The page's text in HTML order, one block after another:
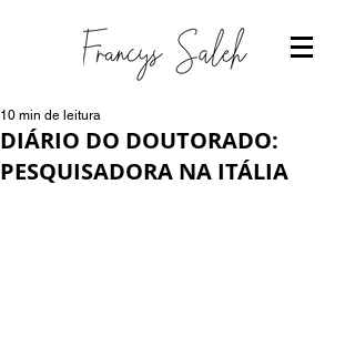
DIÁRIO DO DOUTORADO:
PESQUISADORA NA ITÁLIA
10 min de leitura